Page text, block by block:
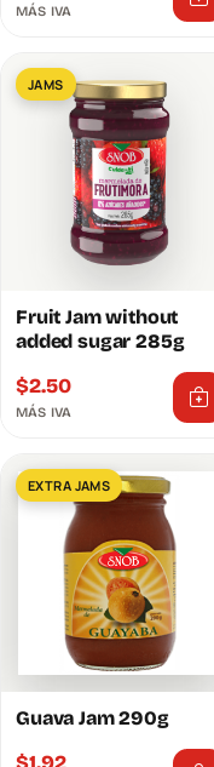
MÁS IVA
JAMS
Fruit Jam without
added sugar 285g
$2.50
MÁS IVA
EXTRA JAMS
Guava Jam 290g